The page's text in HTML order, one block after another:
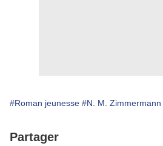
#Roman jeunesse #N. M. Zimmermann
Partager